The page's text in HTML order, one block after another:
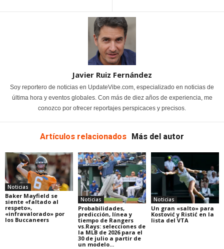
Javier Ruiz Fernández
Soy reportero de noticias en UpdateVibe.com, especializado en noticias de
última hora y eventos globales. Con más de diez años de experiencia, me
conozco por ofrecer reportajes perspicaces y precisos.
Artículos relacionados Más del autor
Noticias
Baker Mayfield se
siente «faltado al
respeto»,
«infravalorado» por
los Buccaneers
Noticias
Probabilidades,
predicción, línea y
tiempo de Rangers
vs.Rays: selecciones de
la MLB de 2026 para el
30 de julio a partir de
un modelo...
Noticias
Un gran «salto» para
Kostović y Ristić en la
lista del VTA